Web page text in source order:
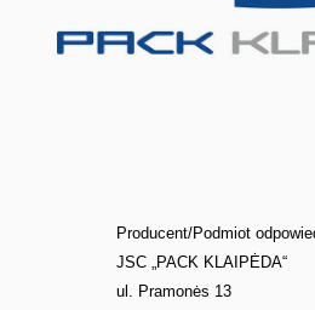
Producent/Podmiot
JSC „PACK KLAIPĖDA“
ul. Pramonės 13